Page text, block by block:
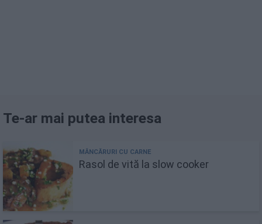
Te-ar mai putea interesa
Rasol de vită la slow cooker